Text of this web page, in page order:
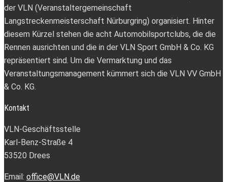
der VLN (Veranstaltergemeinschaft
Langstreckenmeisterschaft Nürburgring) organisiert. Hinter
diesem Kürzel stehen die acht Automobilsportclubs, die die
Rennen ausrichten und die in der VLN Sport GmbH & Co. KG
repräsentiert sind. Um die Vermarktung und das
Veranstaltungsmanagement kümmert sich die VLN VV GmbH
& Co. KG.
Kontakt
VLN-Geschäftsstelle
Karl-Benz-Straße 4
53520 Drees
Email: office@VLN.de